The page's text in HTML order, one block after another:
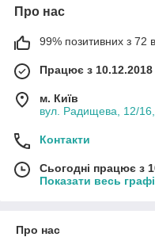
Про нас
99% позитивних з 72
Працює з 10.12.2018
м. Київ
вул. Радищева, 12/16,
Контакти
Сьогодні працює з
Показати весь
Про нас